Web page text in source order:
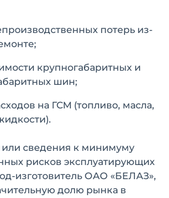
потерь из-
крупногабаритных и
шин;
на ГСМ (топливо, масла,
сведения к минимуму
рисков эксплуатирующих
изготовитель ОАО «БЕЛАЗ»,
долю рынка в